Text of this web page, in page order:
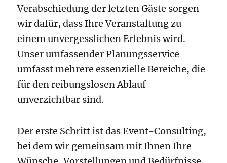
Verabschiedung der letzten Gäste sorgen
wir dafür, dass Ihre Veranstaltung zu
einem unvergesslichen Erlebnis wird.
Unser umfassender Planungsservice
umfasst mehrere essenzielle Bereiche, die
für den reibungslosen Ablauf
unverzichtbar sind.
Der erste Schritt ist das Event-Consulting,
bei dem wir gemeinsam mit Ihnen Ihre